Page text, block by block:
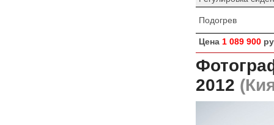
Подогрев
Цена 1 089 900
2012